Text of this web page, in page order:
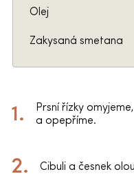
Olej
Zakysaná smetana
Prsní řízky
a opepříme.
Cibuli a česnek